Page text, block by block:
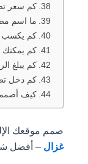
كم سعر
ما اسم مصمم
كم يكسب
كم يمكنك أن
كم يبلغ
كم دخل
كيف أصمم
صمم موقعك
غزال – أفضل شركة